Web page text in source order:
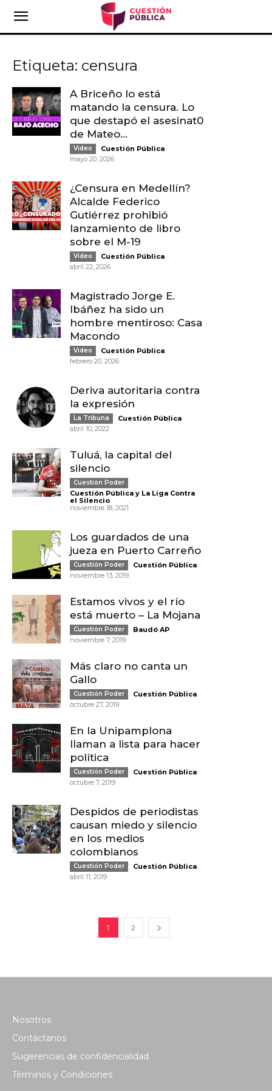
Etiqueta: censura
A Briceño lo está
matando la censura. Lo
que destapó el asesinat0
de Mateo...
Video Cuestión Pública -
mayo 20, 2026
¿Censura en Medellín?
Alcalde Federico
Gutiérrez prohibió
lanzamiento de libro
sobre el M-19
Video Cuestión Pública -
abril 22, 2026
Magistrado Jorge E.
Ibáñez ha sido un
hombre mentiroso: Casa
Macondo
Video Cuestión Pública -
febrero 20, 2026
Deriva autoritaria contra
la expresión
La Tribuna Cuestión Pública -
abril 10, 2022
Tuluá, la capital del
silencio
Cuestión Poder
Cuestión Pública y La Liga Contra
el Silencio -
noviembre 18, 2021
Los guardados de una
jueza en Puerto Carreño
Cuestión Poder Cuestión Pública -
noviembre 13, 2019
Estamos vivos y el río
está muerto – La Mojana
Cuestión Poder Baudó AP -
noviembre 7, 2019
Más claro no canta un
Gallo
Cuestión Poder Cuestión Pública -
octubre 27, 2019
En la Unipamplona
llaman a lista para hacer
política
Cuestión Poder Cuestión Pública -
octubre 7, 2019
Despidos de periodistas
causan miedo y silencio
en los medios
colombianos
Cuestión Poder Cuestión Pública -
abril 11, 2019
1 2
Nosotros
Contáctanos
Sugerencias de confidencialidad
Términos y Condiciones